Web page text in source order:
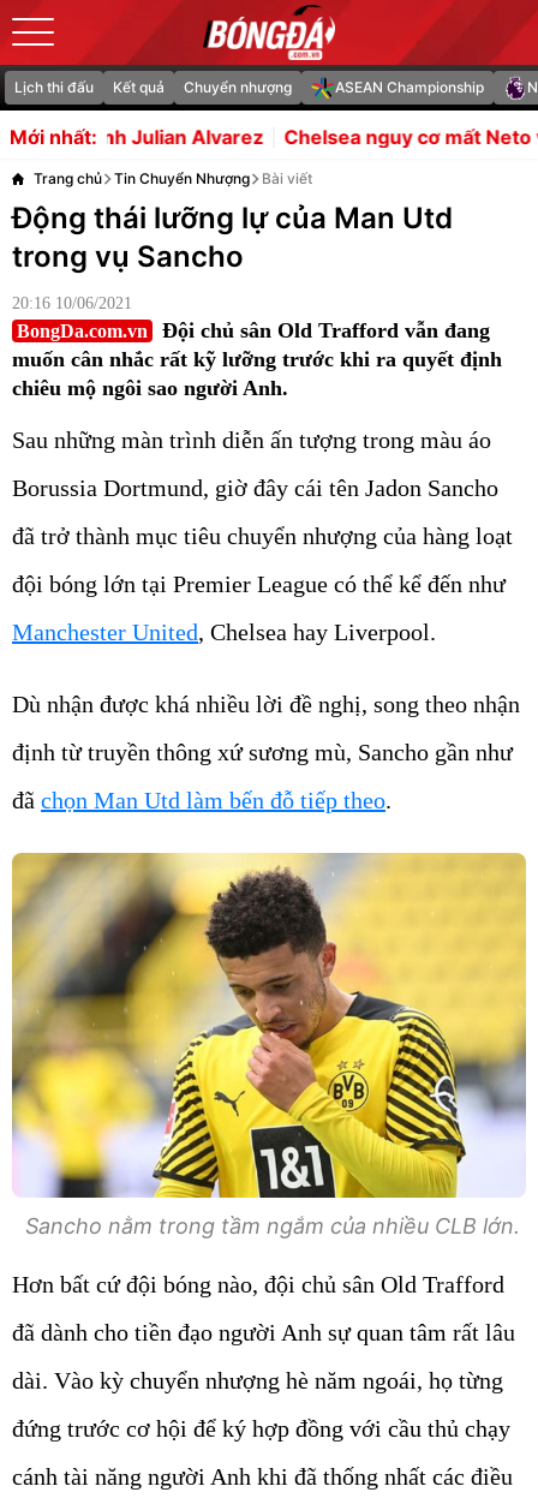
Lịch thi đấu Kết quả Chuyển nhượng ASEAN Championship
Mới nhất:Chelsea nguy cơ mất Neto vì hiệu ứng domino
Trang chủ Tin Chuyển Nhượng Bài viết
Động thái lưỡng lự của Man Utd
trong vụ Sancho
20:16 10/06/2021
BongDa.com.vn
Đội chủ sân Old Trafford vẫn đang
muốn cân nhắc rất kỹ lưỡng trước khi ra quyết định
chiêu mộ ngôi sao người Anh.
Sau những màn trình diễn ấn tượng trong màu áo
Borussia Dortmund, giờ đây cái tên Jadon Sancho
đã trở thành mục tiêu chuyển nhượng của hàng loạt
đội bóng lớn tại Premier League có thể kể đến như
Manchester United, Chelsea hay Liverpool.
Dù nhận được khá nhiều lời đề nghị, song theo nhận
định từ truyền thông xứ sương mù, Sancho gần như
đã chọn Man Utd làm bến đỗ tiếp theo.
Sancho nằm trong tầm ngắm của nhiều CLB lớn.
Hơn bất cứ đội bóng nào, đội chủ sân Old Trafford
đã dành cho tiền đạo người Anh sự quan tâm rất lâu
dài. Vào kỳ chuyển nhượng hè năm ngoái, họ từng
đứng trước cơ hội để ký hợp đồng với cầu thủ chạy
cánh tài năng người Anh khi đã thống nhất các điều